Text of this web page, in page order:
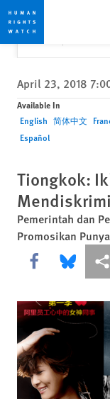
Skip
to
cookie
privacy
notice
Skip
to
main
content
Would you
Yes
✕
April 23, 2018
Available In
English 简体中文
Español
Tiongkok:
Pemerintah dan
Promosikan
Share this via
Share